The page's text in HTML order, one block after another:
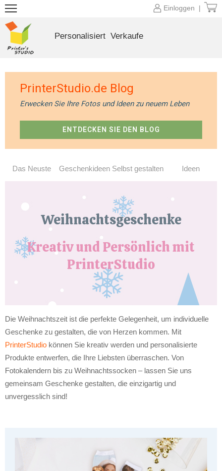
PrinterStudio.de Blog
Erwecken Sie Ihre Fotos und Ideen zu neuem Leben
ENTDECKEN SIE DEN BLOG
Das Neuste Geschenkideen Selbst gestalten Ideen
Weihnachtsgeschenke
Kreativ und Persönlich mit
PrinterStudio
Die Weihnachtszeit ist die perfekte Gelegenheit, um individuelle
Geschenke zu gestalten, die von Herzen kommen. Mit
PrinterStudio können Sie kreativ werden und personalisierte
Produkte entwerfen, die Ihre Liebsten überraschen. Von
Fotokalendern bis zu Weihnachtssocken – lassen Sie uns
gemeinsam Geschenke gestalten, die einzigartig und
unvergesslich sind!
Einloggen |
Personalisiert Verkaufe